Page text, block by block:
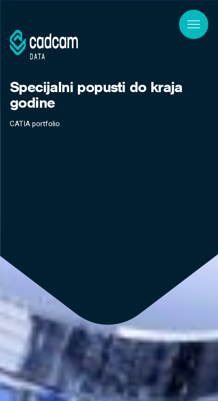
Specijalni popusti do kraja
godine
CATIA portfolio